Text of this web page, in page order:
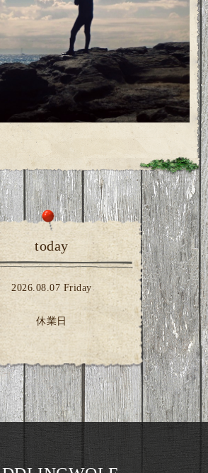
today
2026.08.07 Friday
休業日